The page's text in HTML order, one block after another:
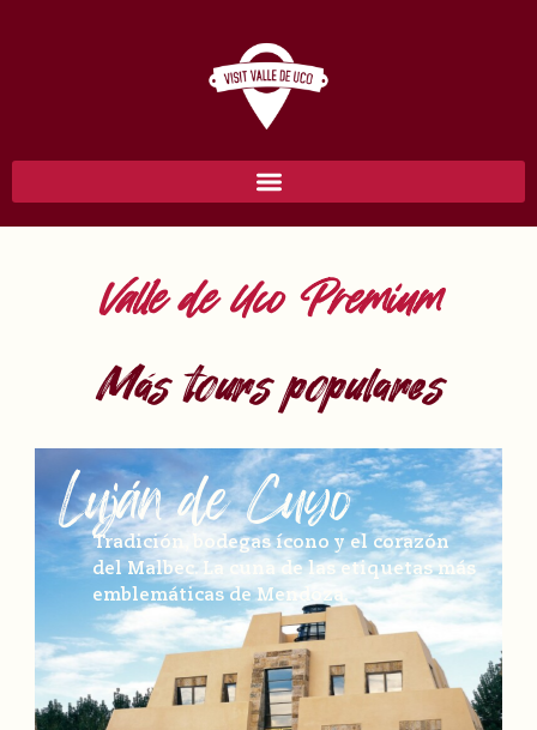
Valle de Uco Premium
Más tours populares
Luján de Cuyo
Tradición, bodegas ícono y el corazón
del Malbec. La cuna de las etiquetas más
emblemáticas de Mendoza.